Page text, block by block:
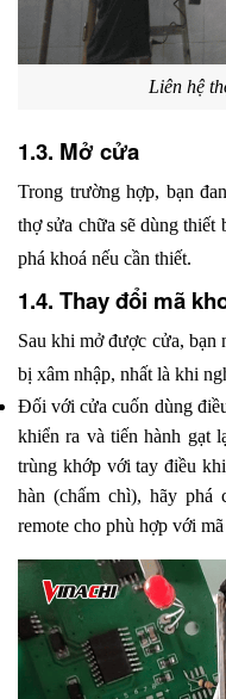
Liên hệ
1.3. Mở cửa
Trong trường hợp, bạn
thợ sửa chữa sẽ dùng thiết
phá khoá nếu cần thiết.
1.4. Thay đổi mã
Sau khi mở được cửa, bạn
bị xâm nhập, nhất là khi
Đối với cửa cuốn dùng
khiển ra và tiến hành gạt
trùng khớp với tay điều
hàn (chấm chì), hãy
remote cho phù hợp với